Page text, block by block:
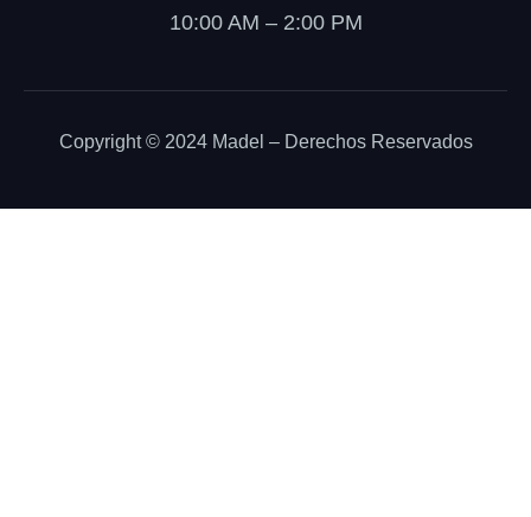
10:00 AM – 2:00 PM
Copyright © 2024 Madel – Derechos Reservados